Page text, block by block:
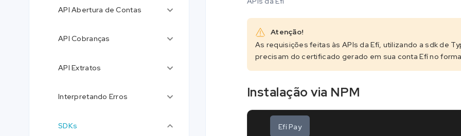
API Abertura de Contas
API Cobranças
API Extratos
Interpretando Erros
SDKs
Atenção!
As requisições feitas às APIs da Efí, utilizando a sdk de
precisam do certificado gerado em sua conta Efí no
Instalação via NPM
Efí Pay